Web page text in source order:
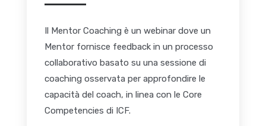
Il Mentor Coaching è un webinar dove un
Mentor fornisce feedback in un processo
collaborativo basato su una sessione di
coaching osservata per approfondire le
capacità del coach, in linea con le Core
Competencies di ICF.